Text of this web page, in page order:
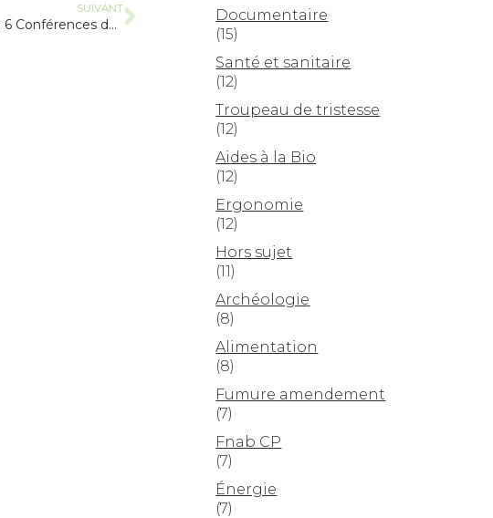
SUIVANT
« Bin mon salon » Saison 6 Conférences de Bertrand Hervieu
Documentaire
(15)
Santé et sanitaire
(12)
Troupeau de tristesse
(12)
Aides à la Bio
(12)
Ergonomie
(12)
Hors sujet
(11)
Archéologie
(8)
Alimentation
(8)
Fumure amendement
(7)
Fnab CP
(7)
Énergie
(7)